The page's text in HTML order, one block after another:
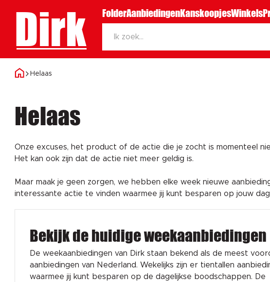
Dirk FolderAanbiedingenKanskoopjesWinkels
Helaas
Helaas
Onze excuses, het product of de actie die je zocht is momenteel
Het kan ook zijn dat de actie niet meer geldig is.
Maar maak je geen zorgen, we hebben elke week nieuwe
interessante actie te vinden waarmee jij kunt besparen op jouw
Bekijk de huidige weekaanbiedingen
De weekaanbiedingen van Dirk staan bekend als de meest
aanbiedingen van Nederland. Wekelijks zijn er tientallen
waarmee jij kunt besparen op de dagelijkse boodschappen. De